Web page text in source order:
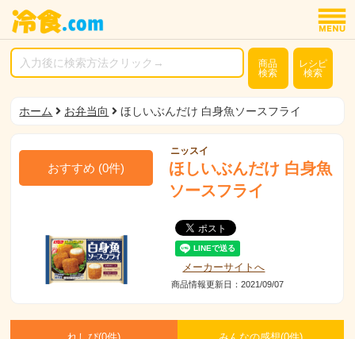
商品
検索
レシピ
検索
ホーム お弁当向 ほしいぶんだけ 白身魚ソースフライ
おすすめ (0件)
ニッスイ
ほしいぶんだけ 白身魚
ソースフライ
メーカーサイトへ
商品情報更新日：2021/09/07